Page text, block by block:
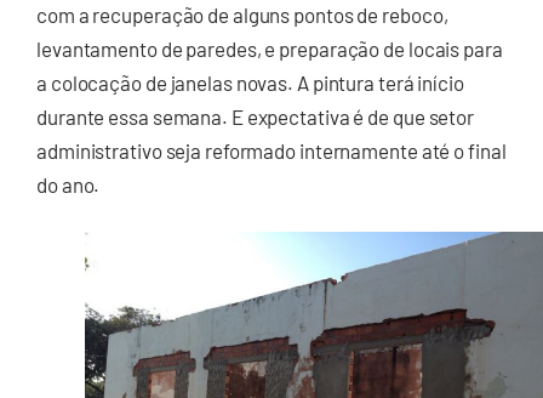
com a recuperação de alguns pontos de reboco,
levantamento de paredes, e preparação de locais para
a colocação de janelas novas. A pintura terá início
durante essa semana. E expectativa é de que setor
administrativo seja reformado internamente até o final
do ano.